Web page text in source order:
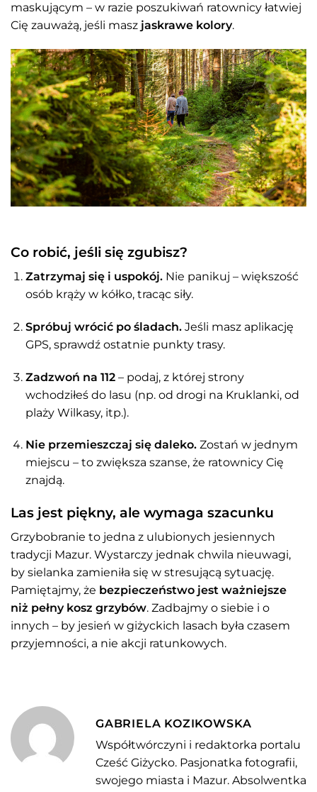
maskującym – w razie poszukiwań ratownicy łatwiej
Cię zauważą, jeśli masz jaskrawe kolory.
Co robić, jeśli się zgubisz?
Zatrzymaj się i uspokój.Nie panikuj – większość
osób krąży w kółko, tracąc siły.
Spróbuj wrócić po śladach.Jeśli masz aplikację
GPS, sprawdź ostatnie punkty trasy.
Zadzwoń na 112– podaj, z której strony
wchodziłeś do lasu (np. od drogi na Kruklanki, od
plaży Wilkasy, itp.).
Nie przemieszczaj się daleko.Zostań w jednym
miejscu – to zwiększa szanse, że ratownicy Cię
znajdą.
Las jest piękny, ale wymaga szacunku
Grzybobranie to jedna z ulubionych jesiennych
tradycji Mazur. Wystarczy jednak chwila nieuwagi,
by sielanka zamieniła się w stresującą sytuację.
Pamiętajmy, że bezpieczeństwo jest ważniejsze
niż pełny kosz grzybów. Zadbajmy o siebie i o
innych – by jesień w giżyckich lasach była czasem
przyjemności, a nie akcji ratunkowych.
GABRIELA KOZIKOWSKA
Współtwórczyni i redaktorka portalu
Cześć Giżycko. Pasjonatka fotografii,
swojego miasta i Mazur. Absolwentka